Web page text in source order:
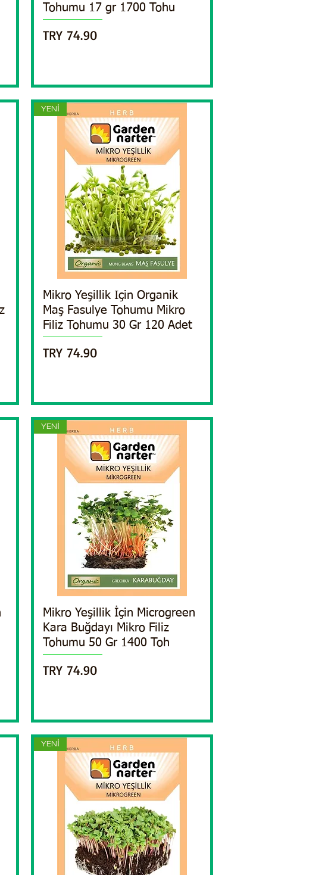
Tohumu 17 gr 1700 Tohu
Price
TRY 74.90
Quick View
YENİ
Mikro Yeşillik Için Organik
Maş Fasulye Tohumu Mikro
Filiz Tohumu 30 Gr 120 Adet
Price
TRY 74.90
Quick View
YENİ
Mikro Yeşillik İçin Microgreen
Kara Buğdayı Mikro Filiz
Tohumu 50 Gr 1400 Toh
Price
TRY 74.90
YENİ